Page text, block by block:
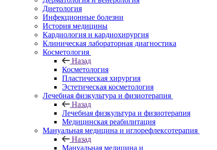
Диетология
Инфекционные болезни
История медицины
Кардиология и кардиохирургия
Клиническая лабораторная диагностика
Косметология
Назад
Косметология
Пластическая хирургия
Эстетическая косметология
Лечебная физкультура и физиотерапия
Назад
Лечебная физкультура и физиотерапия
Медицинская реабилитация
Мануальная медицина и иглорефлексотерапия
Назад
Мануальная медицина и